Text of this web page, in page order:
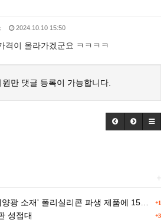
2024.10.10 15:50
격이 올라가겠군요 ㅋㅋㅋㅋ
원만 댓글 등록이 가능합니다.
+
+1
' 폴리실리콘 파생 제품에 15% 관세...한국 기업도 영향
+3
성접대